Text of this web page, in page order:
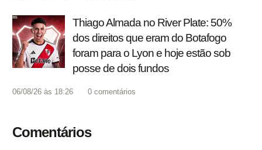
Thiago Almada no River Plate: 50%
dos direitos que eram do Botafogo
foram para o Lyon e hoje estão sob
posse de dois fundos
06/08/26 às 18:26 0 comentários
Comentários